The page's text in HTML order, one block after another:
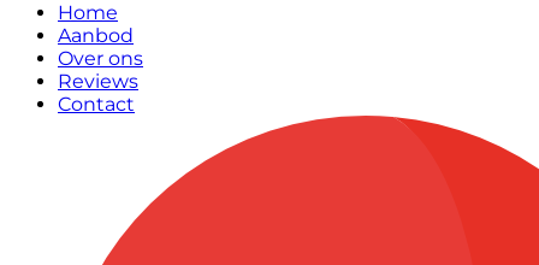
Home
Aanbod
Over ons
Reviews
Contact